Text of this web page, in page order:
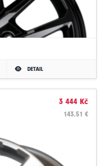
DETAIL
3 444 Kč
143.51 €